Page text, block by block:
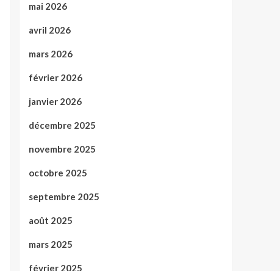
mai 2026
avril 2026
mars 2026
février 2026
janvier 2026
décembre 2025
novembre 2025
octobre 2025
septembre 2025
août 2025
mars 2025
février 2025